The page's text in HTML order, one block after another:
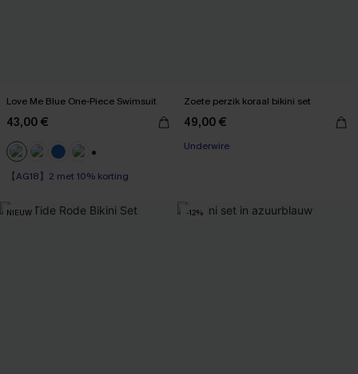
Love Me Blue One-Piece Swimsuit
43,00 €
【AG18】2 met 10% korting
Zoete perzik koraal bikini set
49,00 €
Underwire
NIEUW -12%